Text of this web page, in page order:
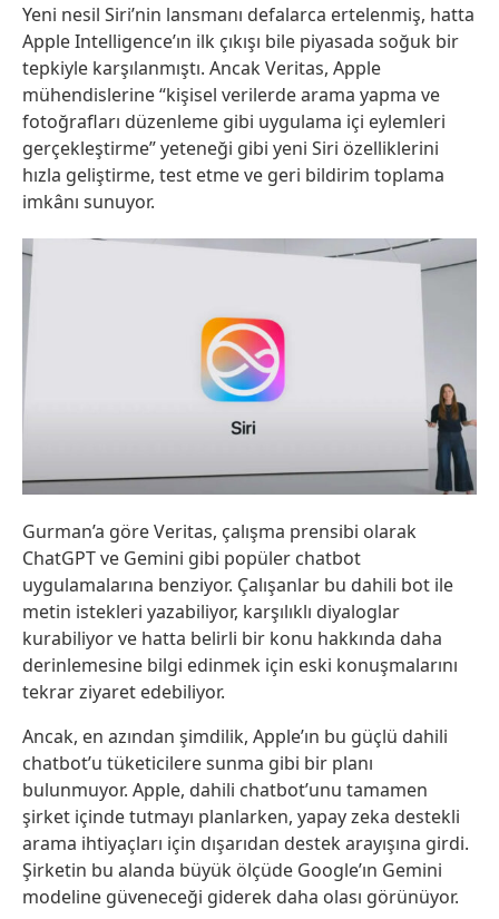
Yeni nesil Siri’nin lansmanı defalarca ertelenmiş, hatta
Apple Intelligence’ın ilk çıkışı bile piyasada soğuk bir
tepkiyle karşılanmıştı. Ancak Veritas, Apple
mühendislerine “kişisel verilerde arama yapma ve
fotoğrafları düzenleme gibi uygulama içi eylemleri
gerçekleştirme” yeteneği gibi yeni Siri özelliklerini
hızla geliştirme, test etme ve geri bildirim toplama
imkânı sunuyor.
Gurman’a göre Veritas, çalışma prensibi olarak
ChatGPT ve Gemini gibi popüler chatbot
uygulamalarına benziyor. Çalışanlar bu dahili bot ile
metin istekleri yazabiliyor, karşılıklı diyaloglar
kurabiliyor ve hatta belirli bir konu hakkında daha
derinlemesine bilgi edinmek için eski konuşmalarını
tekrar ziyaret edebiliyor.
Ancak, en azından şimdilik, Apple’ın bu güçlü dahili
chatbot’u tüketicilere sunma gibi bir planı
bulunmuyor. Apple, dahili chatbot’unu tamamen
şirket içinde tutmayı planlarken, yapay zeka destekli
arama ihtiyaçları için dışarıdan destek arayışına girdi.
Şirketin bu alanda büyük ölçüde Google’ın Gemini
modeline güveneceği giderek daha olası görünüyor.